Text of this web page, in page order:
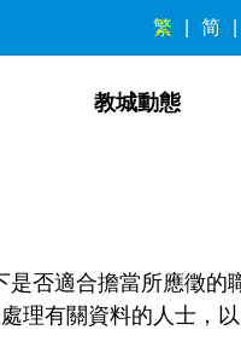
繁 简
教城動態
否適合擔當所應徵
有關資料的人士，